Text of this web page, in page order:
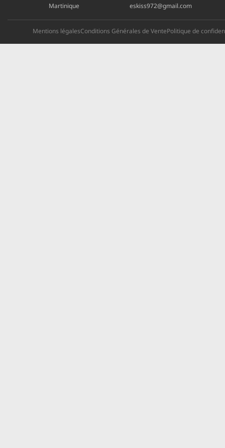
Martinique
eskiss972@gmail.com
Mentions légalesConditions Générales de VentePolitique de